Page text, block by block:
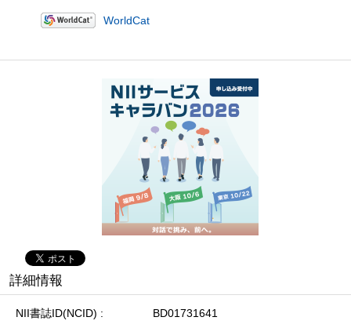
WorldCat
詳細情報
NII書誌ID(NCID)
BD01731641